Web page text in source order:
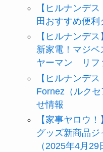
【ヒルナンデ
田おすすめ便
【ヒルナンデ
新家電！マジ
ヤーマン リフ
【ヒルナンデ
Fornez（ルク
せ情報
【家事ヤロウ
グッズ新商品
（2025年4月29